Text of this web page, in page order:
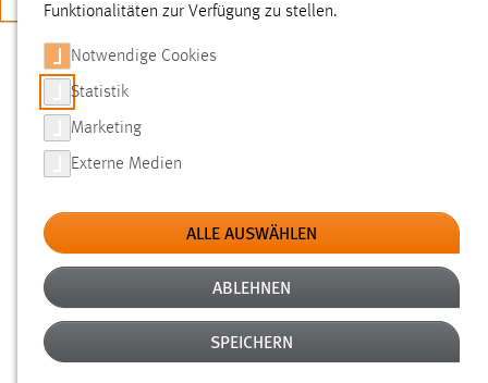
SUCHE
FILTER
Typ
Erstellungsdatum
Alter
Funktionalitäten zur Verfügung zu stellen.
Notwendige Cookies
Statistik
Marketing
Externe Medien
ALLE AUSWÄHLEN
ABLEHNEN
SPEICHERN